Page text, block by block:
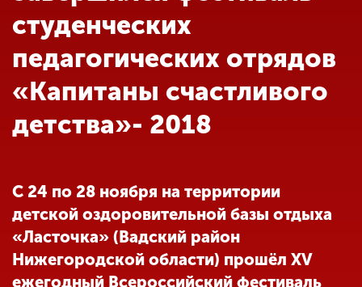
Абитуриенту
Обучение
Наука
Международная
деятельность
Другие виды
деятельности
студенческих
педагогических отрядов
«Капитаны счастливого
детства»- 2018
С 24 по 28 ноября на территории
детской оздоровительной базы отдыха
«Ласточка» (Вадский район
Нижегородской области) прошёл XV
ежегодный Всероссийский фестиваль